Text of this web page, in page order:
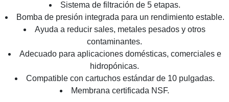
Sistema de filtración de 5 etapas.
Bomba de presión integrada para un rendimiento estable.
Ayuda a reducir sales, metales pesados y otros
contaminantes.
Adecuado para aplicaciones domésticas, comerciales e
hidropónicas.
Compatible con cartuchos estándar de 10 pulgadas.
Membrana certificada NSF.